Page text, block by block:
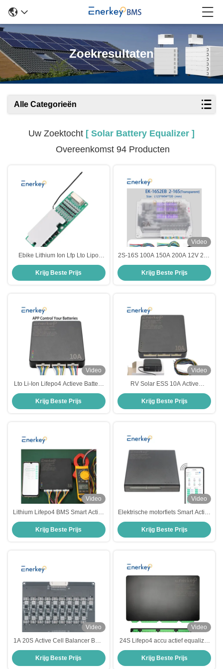
Zoekresultaten
Alle Categorieën
Uw Zoektocht [ Solar Battery Equalizer ]
Overeenkomst 94 Producten
Ebike Lithium Ion Lfp Lto Lipo
Solar Lifepo4 Battery BMS Board
8S 15A 24V Battery Management
System
Krijg Beste Prijs
Video
2S-16S 100A 150A 200A 12V 24V
batterij-equalisator balancer voor
Lifepo4/Li-ion batterijen
Krijg Beste Prijs
Video
Lto Li-Ion Lifepo4 Actieve Batterij
Equalizer 24V 48V 10A Voor
Zonne-energieopslag Systeem
Krijg Beste Prijs
Video
RV Solar ESS 10A Active
Balancer LFP-batterij 3S 16S 8S
12V 24V 48V-batterij-equalisator
Krijg Beste Prijs
Video
Lithium Lifepo4 BMS Smart Active
Balancer 8A 16S 24S Batterij
Equalizer 48V
Krijg Beste Prijs
Video
Elektrische motorfiets Smart Active
Balancer 2S - 24S Lifepo4 Li-Ion
Lithium Battery Equalizer
Krijg Beste Prijs
Video
1A 20S Active Cell Balancer BMS
Li-Ion Lifepo4 Batterij Equalizer
voor scooter
Krijg Beste Prijs
Video
24S Lifepo4 accu actief equalizer
balancer 15A voor zonnepanelen
Krijg Beste Prijs